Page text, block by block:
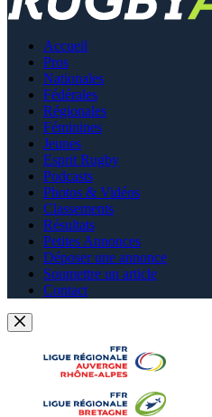
Accueil
Pros
Nationales
Fédérales
Régionales
Féminines
Jeunes
Esprit Rugby
Podcasts
Photos & Vidéos
Classements
Résultats
Petites Annonces
Déposer une annonce
Soumettre un article
Contact